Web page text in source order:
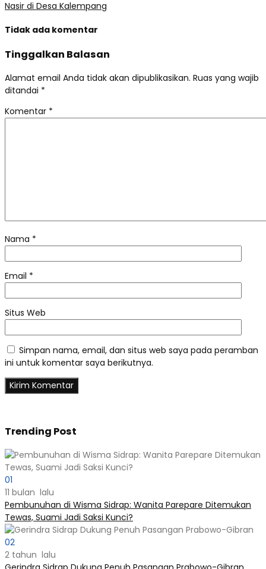
Nasir di Desa Kalempang
Tidak ada komentar
Tinggalkan Balasan
Alamat email Anda tidak akan dipublikasikan. Ruas yang wajib
ditandai *
Komentar *
Nama *
Email *
Situs Web
Simpan nama, email, dan situs web saya pada peramban
ini untuk komentar saya berikutnya.
Trending Post
01
11 bulan lalu
Pembunuhan di Wisma Sidrap: Wanita Parepare Ditemukan
Tewas, Suami Jadi Saksi Kunci?
02
2 tahun lalu